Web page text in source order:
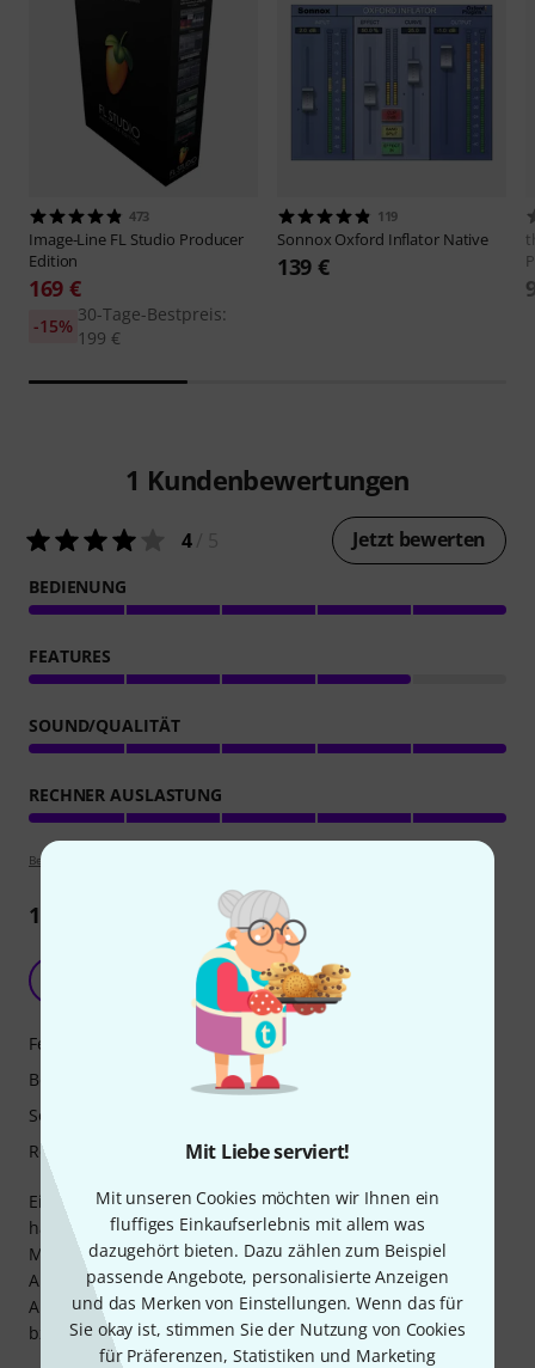
Mit Liebe serviert!
Mit unseren Cookies möchten wir Ihnen ein
fluffiges Einkaufserlebnis mit allem was
dazugehört bieten. Dazu zählen zum Beispiel
passende Angebote, personalisierte Anzeigen
und das Merken von Einstellungen. Wenn das für
Sie okay ist, stimmen Sie der Nutzung von Cookies
für Präferenzen, Statistiken und Marketing
473
Image-Line FL Studio Producer
Edition
169 €
30-Tage-Bestpreis:
199 €
-15%
119
Sonnox Oxford Inflator Native
139 €
1 Kundenbewertungen
4/ 5 Jetzt bewerten
BEDIENUNG
FEATURES
SOUND/QUALITÄT
RECHNER AUSLASTUNG
Bewertungsrichtlinien
1
Testit 24.06.2025
Ein Plugin zur Unterdrückung von Resonanzen, bzw. um
harsche Signale zu unterdrücken???. Wenn Sie gute
Monitore und Erfahrung im Mischen und Bearbeiten von
Audiomaterial haben kann dieses Plugin hilfreich sein.
Allerdings ist dies kein "Wundergerät" das zaubern kann,
bzw. es kann ein vollwertigen Equalizer nicht ersetzen.
Features
Bedienung
Sound/Qualität
Rechner Auslastung